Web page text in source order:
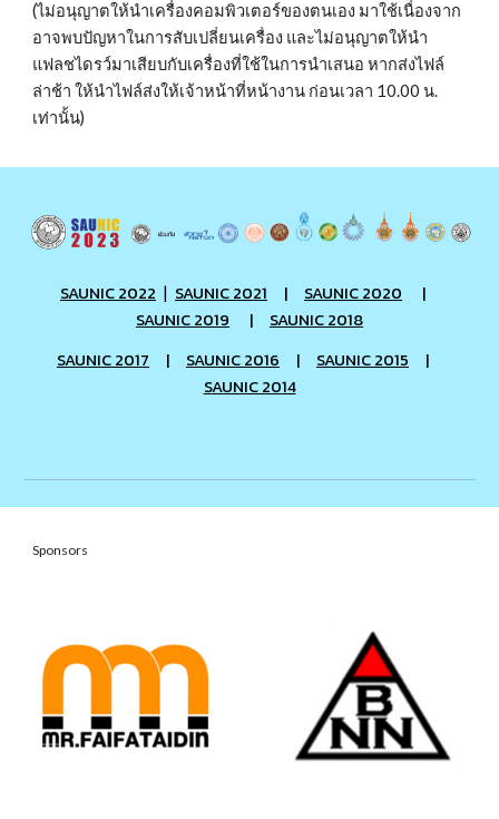
(ไม่อนุญาตให้นำเครื่องคอมพิวเตอร์ของตนเอง มาใช้เนื่องจาก
อาจพบปัญหาในการสับเปลี่ยนเครื่อง และไม่อนุญาตให้นำ
แฟลชไดรว์มาเสียบกับเครื่องที่ใช้ในการนำเสนอ หากส่งไฟล์
ล่าช้า ให้นำไฟล์ส่งให้เจ้าหน้าที่หน้างาน ก่อนเวลา 10.00 น.
เท่านั้น)
SAUNIC 2022 | SAUNIC 2021 | SAUNIC 2020
|
SAUNIC 2019
| SAUNIC 2018
SAUNIC 2017 | SAUNIC 2016 | SAUNIC 2015 |
SAUNIC 2014
Sponsors